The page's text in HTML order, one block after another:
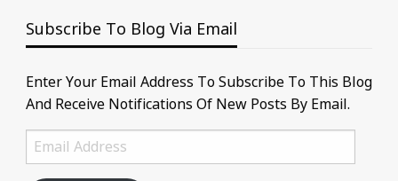
Subscribe To Blog Via Email
Enter Your Email Address To Subscribe To This Blog
And Receive Notifications Of New Posts By Email.
Email
Address